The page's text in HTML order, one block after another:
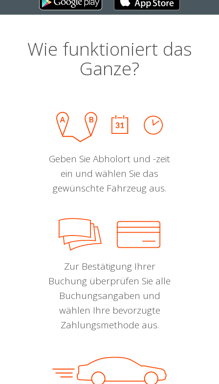
Wie funktioniert das
Ganze?
Geben Sie Abholort und -zeit
ein und wählen Sie das
gewünschte Fahrzeug aus.
Zur Bestätigung Ihrer
Buchung überprüfen Sie alle
Buchungsangaben und
wählen Ihre bevorzugte
Zahlungsmethode aus.